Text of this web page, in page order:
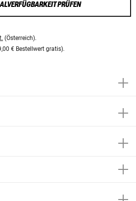
PRÜFEN
(Österreich).
€ Bestellwert gratis).